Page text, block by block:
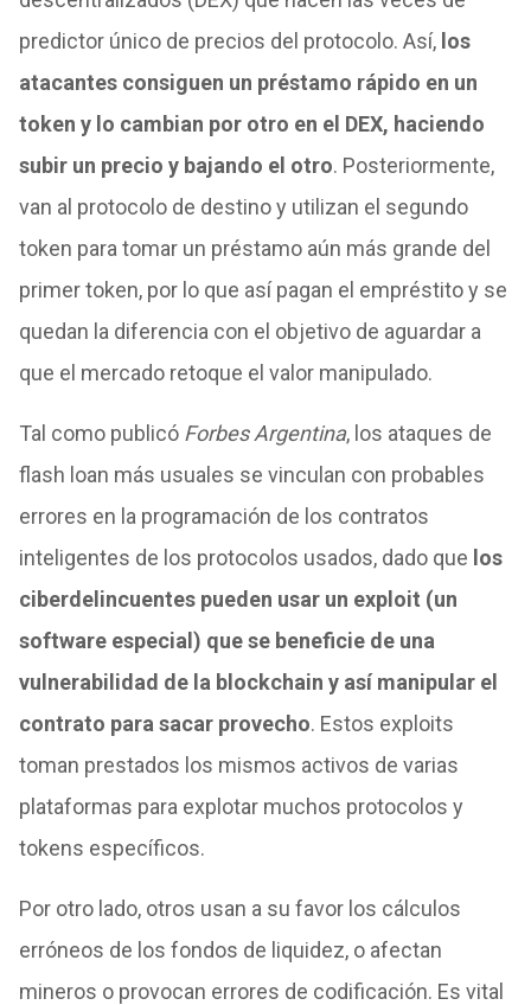
predictor único de precios del protocolo. Así, los
atacantes consiguen un préstamo rápido en un
token y lo cambian por otro en el DEX, haciendo
subir un precio y bajando el otro. Posteriormente,
van al protocolo de destino y utilizan el segundo
token para tomar un préstamo aún más grande del
primer token, por lo que así pagan el empréstito y se
quedan la diferencia con el objetivo de aguardar a
que el mercado retoque el valor manipulado.
Tal como publicóForbes Argentina, los ataques de
flash loan más usuales se vinculan con probables
errores en la programación de los contratos
inteligentes de los protocolos usados, dado que los
ciberdelincuentes pueden usar un exploit (un
software especial) que se beneficie de una
vulnerabilidad de la blockchain y así manipular el
contrato para sacar provecho. Estos exploits
toman prestados los mismos activos de varias
plataformas para explotar muchos protocolos y
tokens específicos.
Por otro lado, otros usan a su favor los cálculos
erróneos de los fondos de liquidez, o afectan
mineros o provocan errores de codificación. Es vital